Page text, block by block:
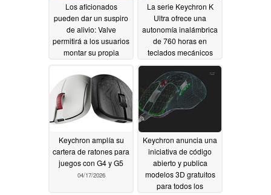
Los aficionados
pueden dar un suspiro
de alivio: Valve
permitirá a los usuarios
montar su propia
06/23/2026
La serie Keychron K
Ultra ofrece una
autonomía inalámbrica
de 760 horas en
teclados mecánicos
más asequibles
06/12/2026
Keychron amplía su
cartera de ratones para
juegos con G4 y G5
04/17/2026
Keychron anuncia una
iniciativa de código
abierto y publica
modelos 3D gratuitos
para todos los